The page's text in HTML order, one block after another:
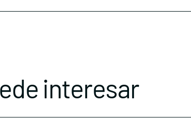
interesar